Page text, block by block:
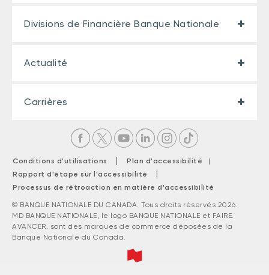
Divisions de Financière Banque Nationale
Actualité
Carrières
Conditions d'utilisations |
Plan d'accessibilité |
Rapport d'étape sur l'accessibilité
|
Processus de rétroaction en matière d'accessibilité
© BANQUE NATIONALE DU CANADA. Tous droits réservés 2026.
MD BANQUE NATIONALE, le logo BANQUE NATIONALE et FAIRE.
AVANCER. sont des marques de commerce déposées de la
Banque Nationale du Canada.